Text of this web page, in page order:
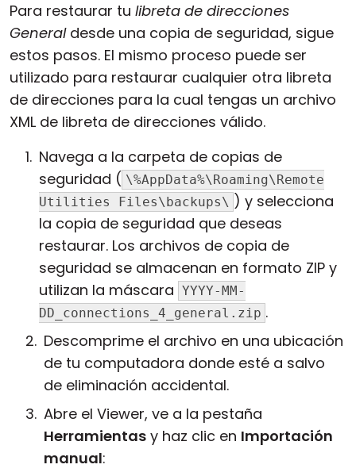
Para restaurar tu libreta de direcciones
Generaldesde una copia de seguridad, sigue
estos pasos. El mismo proceso puede ser
utilizado para restaurar cualquier otra libreta
de direcciones para la cual tengas un archivo
XML de libreta de direcciones válido.
Navega a la carpeta de copias de
seguridad ( \%AppData%\Roaming\Remote
Utilities Files\backups\ ) y selecciona
la copia de seguridad que deseas
restaurar. Los archivos de copia de
seguridad se almacenan en formato ZIP y
utilizan la máscara YYYY-MM-
DD_connections_4_general.zip .
Descomprime el archivo en una ubicación
de tu computadora donde esté a salvo
de eliminación accidental.
Abre el Viewer, ve a la pestaña
Herramientas y haz clic en Importación
manual: